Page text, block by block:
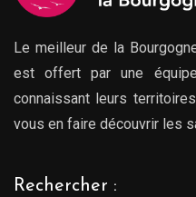
Le meilleur de la
est offert par une
connaissant leurs
vous en faire découvrir les
Rechercher :